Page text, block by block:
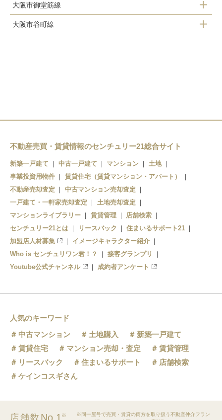
南田辺駅
鶴ケ丘駅
天王寺駅前駅
松虫駅
大阪市御堂筋線
昭和町駅
大阪市谷町線
不動産売買・賃貸情報のセンチュリー21総合サイト
新築一戸建て 中古一戸建て マンション
土地
事業投資用物件
賃貸住宅（賃貸マンション・アパート）
不動産売却査定
中古マンション売却査定
一戸建て・一軒家売却査定
土地売却査定
マンションライブラリー
賃貸管理
店舗検索
センチュリー21とは
リースバック
住まいるサポート21
加盟店人材募集
イメージキャラクター紹介
Who is センチュリワン君！？
接客グランプリ
Youtube公式チャンネル
成約者アンケート
人気のキーワード
中古マンション
土地購入
新築一戸建て
賃貸住宅
マンション売却・査定
賃貸管理
リースバック
住まいるサポート
店舗検索
ケインコスギさん
店舗数 No.1 ※
※同一屋号で売買・賃貸の両方を取り扱う不動産仲介フラン